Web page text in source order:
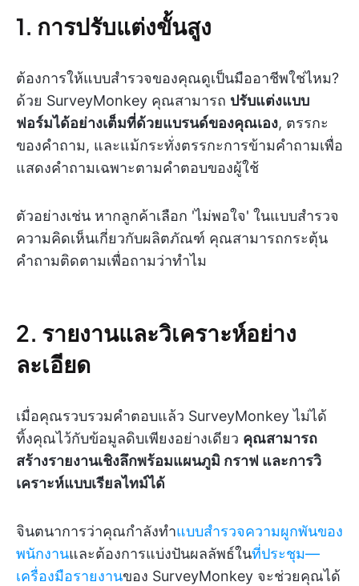
1. การปรับแต่งขั้นสูง
ต้องการให้แบบสำรวจของคุณดูเป็นมืออาชีพใช่ไหม?
ด้วย SurveyMonkey คุณสามารถ ปรับแต่งแบบ
ฟอร์มได้อย่างเต็มที่ด้วยแบรนด์ของคุณเอง, ตรรกะ
ของคำถาม, และแม้กระทั่งตรรกะการข้ามคำถามเพื่อ
แสดงคำถามเฉพาะตามคำตอบของผู้ใช้
ตัวอย่างเช่น หากลูกค้าเลือก 'ไม่พอใจ' ในแบบสำรวจ
ความคิดเห็นเกี่ยวกับผลิตภัณฑ์ คุณสามารถกระตุ้น
คำถามติดตามเพื่อถามว่าทำไม
2. รายงานและวิเคราะห์อย่าง
ละเอียด
เมื่อคุณรวบรวมคำตอบแล้ว SurveyMonkey ไม่ได้
ทิ้งคุณไว้กับข้อมูลดิบเพียงอย่างเดียว คุณสามารถ
สร้างรายงานเชิงลึกพร้อมแผนภูมิ กราฟ และการวิ
เคราะห์แบบเรียลไทม์ได้
จินตนาการว่าคุณกำลังทำแบบสำรวจความผูกพันของ
พนักงานและต้องการแบ่งปันผลลัพธ์ในที่ประชุม—
เครื่องมือรายงานของ SurveyMonkey จะช่วยคุณได้